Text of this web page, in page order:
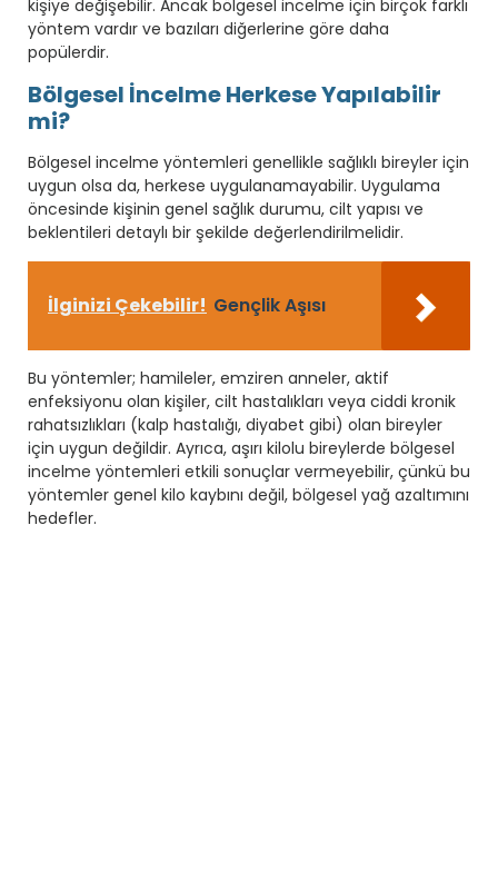
kişiye değişebilir. Ancak bölgesel incelme için birçok farklı
yöntem vardır ve bazıları diğerlerine göre daha
popülerdir.
Bölgesel İncelme Herkese Yapılabilir
mi?
Bölgesel incelme yöntemleri genellikle sağlıklı bireyler için
uygun olsa da, herkese uygulanamayabilir. Uygulama
öncesinde kişinin genel sağlık durumu, cilt yapısı ve
beklentileri detaylı bir şekilde değerlendirilmelidir.
İlginizi Çekebilir! Gençlik Aşısı
Bu yöntemler; hamileler, emziren anneler, aktif
enfeksiyonu olan kişiler, cilt hastalıkları veya ciddi kronik
rahatsızlıkları (kalp hastalığı, diyabet gibi) olan bireyler
için uygun değildir. Ayrıca, aşırı kilolu bireylerde bölgesel
incelme yöntemleri etkili sonuçlar vermeyebilir, çünkü bu
yöntemler genel kilo kaybını değil, bölgesel yağ azaltımını
hedefler.